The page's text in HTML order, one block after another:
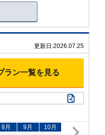
更新日:2026.07.25
ラン一覧を見る
8月 9月 10月